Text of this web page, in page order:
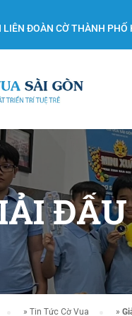
LIÊN ĐOÀN CỜ THÀNH PHỐ
ĐẤU
» Tin Tức Cờ Vua »